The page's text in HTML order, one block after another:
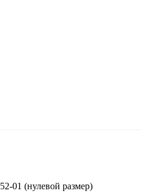
01 (нулевой размер)